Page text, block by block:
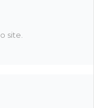
site.